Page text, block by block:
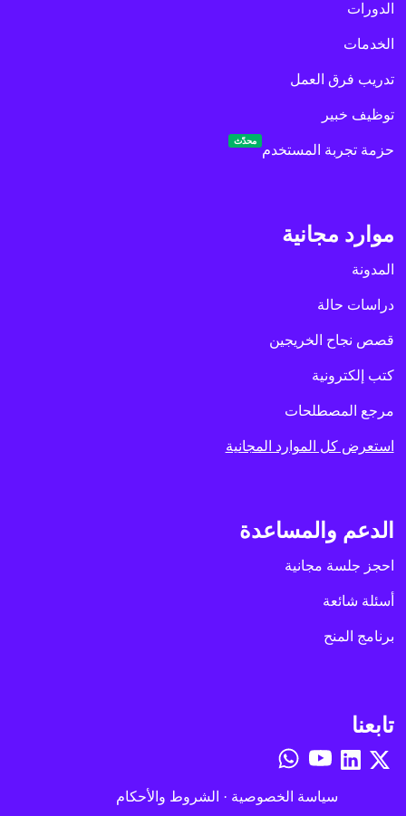
الدورات
الخدمات
تدريب فرق العمل
توظيف خبير
حزمة تجربة المستخدم
محدّث
موارد مجانية
المدونة
دراسات حالة
قصص نجاح الخريجين
كتب إلكترونية
مرجع المصطلحات
استعرض كل الموارد المجانية
الدعم والمساعدة
احجز جلسة مجانية
أسئلة شائعة
برنامج المنح
تابعنا
سياسة الخصوصية · الشروط والأحكام